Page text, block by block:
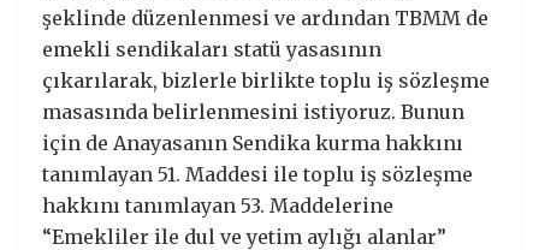
şeklinde düzenlenmesi ve ardından TBMM de
emekli sendikaları statü yasasının
çıkarılarak, bizlerle birlikte toplu iş sözleşme
masasında belirlenmesini istiyoruz. Bunun
için de Anayasanın Sendika kurma hakkını
tanımlayan 51. Maddesi ile toplu iş sözleşme
hakkını tanımlayan 53. Maddelerine
“Emekliler ile dul ve yetim aylığı alanlar”